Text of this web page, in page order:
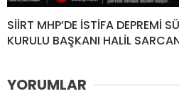
SİİRT MHP’DE İSTİFA DEPREMİ
KURULU BAŞKANI HALİL
YORUMLAR